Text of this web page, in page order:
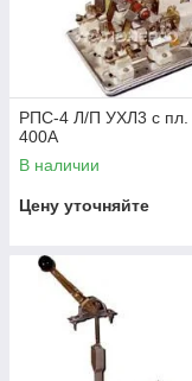
РПС-4 Л/П УХЛ3 с пл.
400А
В наличии
Цену уточняйте